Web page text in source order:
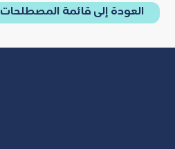
العودة إلى قائمة المصطلحات